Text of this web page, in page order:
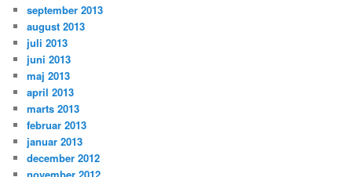
september 2013
august 2013
juli 2013
juni 2013
maj 2013
april 2013
marts 2013
februar 2013
januar 2013
december 2012